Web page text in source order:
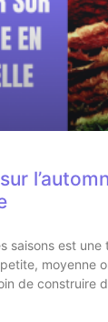
saisons est
moyenne
de construire